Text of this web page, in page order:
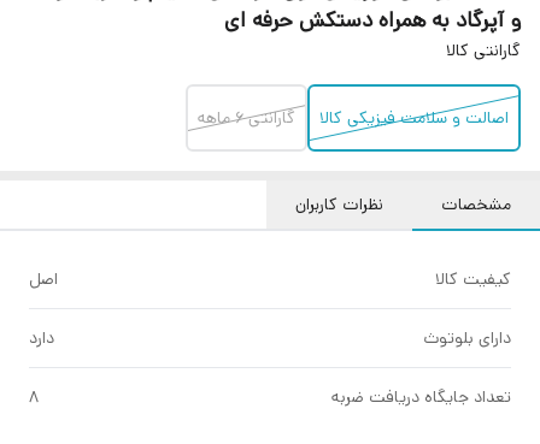
و آپرگاد به همراه دستکش حرفه ای
گارانتی کالا
اصالت و سلامت فیزیکی کالا گارانتی 6 ماهه
مشخصات نظرات کاربران
کیفیت کالا اصل
دارای بلوتوث دارد
تعداد جایگاه دریافت ضربه 8